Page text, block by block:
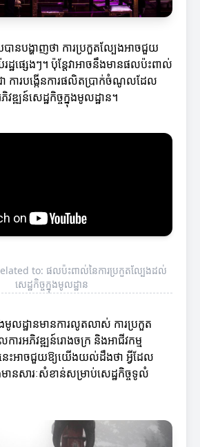
បានបង្ហាញថា ការប្រកួតល្បែងអាចជួយ
ឋផ្សេងៗ។ ប៉ុន្តែវាអាចនឹងមានផលប៉ះពាល់
ការបង្កើនការផលិតប្រាក់ចំណូលដែល
វឌ្ឍន៍សេដ្ឋកិច្ចក្នុងមូលដ្ឋាន។
to: ផលប៉ះពាល់នៃការប្រកួតល្បែងដល់
សេដ្ឋកិច្ចក្នុងមូលដ្ឋាន
ងមូលដ្ឋានមានការលូតលាស់ ការប្រកួត
រអភិវឌ្ឍន៍រោងចក្រ និងអាជីវកម្ម
នេះអាចជួយឱ្យយើងយល់ដឹងថា អ្វីដែល
មានសារៈសំខាន់សម្រាប់សេដ្ឋកិច្ចទូលំ